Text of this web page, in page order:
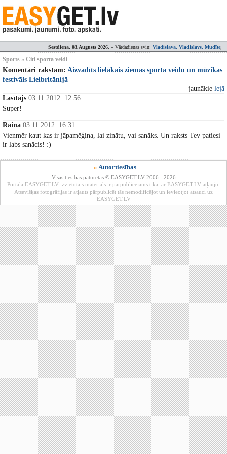
Sestdiena, 08.Augusts 2026. » Vārdadienas svin: Vladislava, Vladislavs, Mudīte;
Sports » Citi sporta veidi
Komentāri rakstam: Aizvadīts lielākais ziemas sporta veidu un mūzikas
festivāls Lielbritānijā
jaunākie lejā
Lasītājs 03.11.2012. 12:56
Super!
Raina 03.11.2012. 16:31
Vienmēr kaut kas ir jāpamēģina, lai zinātu, vai sanāks. Un raksts Tev patiesi
ir labs sanācis! :)
» Autortiesības
Visas tiesības paturētas © EASYGET.LV 2006 - 2026
Portālā EASYGET.LV izvietotais materiāls ir pārpublicējams tikai ar EASYGET.LV atļauju.
Atsevišķas fotogrāfijas ir atļauts pārpublicēt tās nemodificējot un ievieotjot atsauci uz
EASYGET.LV